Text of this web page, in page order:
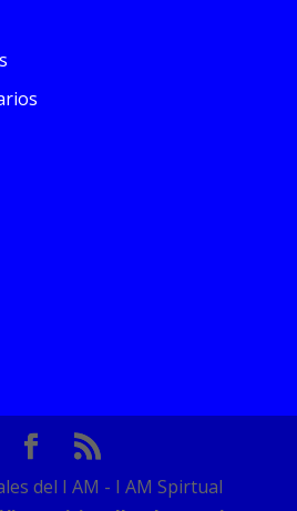
del I AM - I AM Spirtual